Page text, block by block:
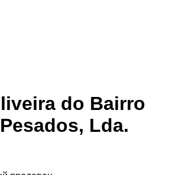
do Bairro
Lda.